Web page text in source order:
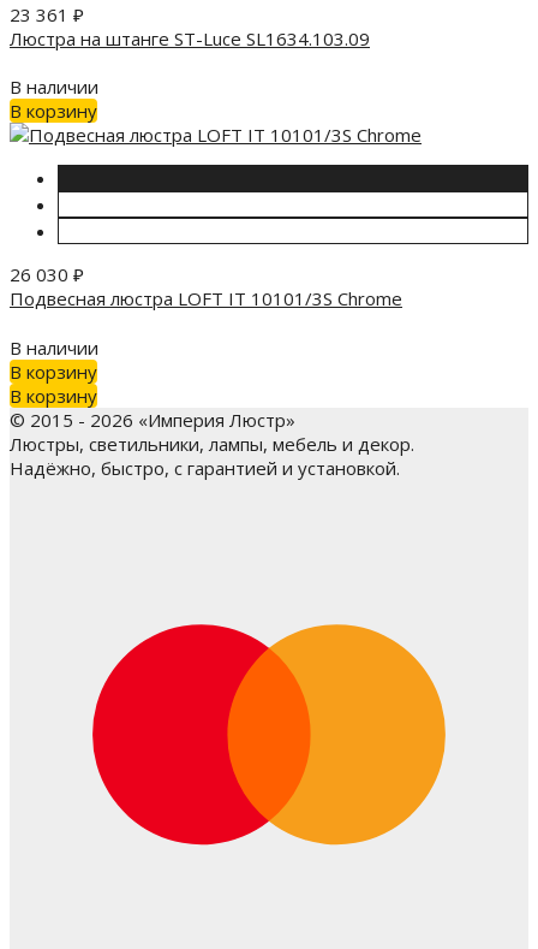
23 361 ₽
Люстра на штанге ST-Luce SL1634.103.09
В наличии
В корзину
26 030 ₽
Подвесная люстра LOFT IT 10101/3S Chrome
В наличии
В корзину
В корзину
© 2015 - 2026 «Империя Люстр»
Люстры, светильники, лампы, мебель и декор.
Надёжно, быстро, с гарантией и установкой.